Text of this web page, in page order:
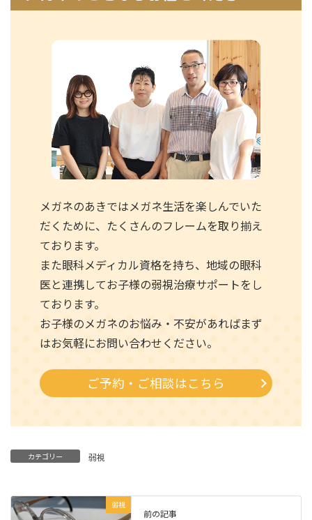
メガネのあきではメガネ生活を楽しんでいた
だくために、たくさんのフレームを取り揃え
ております。
また眼科メディカル資格を持ち、地域の眼科
医と連携してお子様の弱視治療サポートをし
ております。
お子様のメガネのお悩み・不安があればまず
はお気軽にお問い合わせください。
ご予約・ご相談はこちら
カテゴリー 弱視
弱視
前の記事